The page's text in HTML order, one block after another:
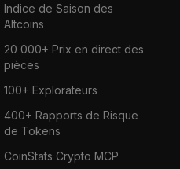
Indice de Saison des
Altcoins
20 000+ Prix en direct des
pièces
100+ Explorateurs
400+ Rapports de Risque
de Tokens
CoinStats Crypto MCP